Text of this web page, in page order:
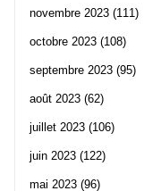
novembre 2023 (111)
octobre 2023 (108)
septembre 2023 (95)
août 2023 (62)
juillet 2023 (106)
juin 2023 (122)
mai 2023 (96)